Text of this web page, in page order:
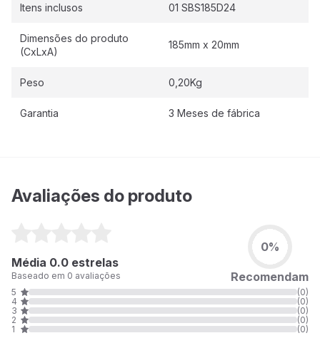
Itens inclusos 01 SBS185D24
Dimensões do produto
(CxLxA)
185mm x 20mm
Peso 0,20Kg
Garantia 3 Meses de fábrica
Avaliações do produto
Média 0.0 estrelas
Baseado em 0 avaliações
0%
Recomendam
5
(0)
4
(0)
3
(0)
2
(0)
1
(0)